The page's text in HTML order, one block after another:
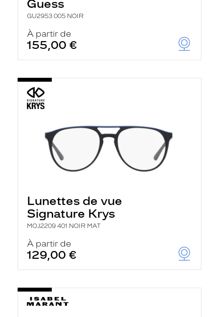
Guess
GU2953 005 NOIR
À partir de
155,00 €
Lunettes de vue
Signature Krys
MOJ2209 401 NOIR MAT
À partir de
129,00 €